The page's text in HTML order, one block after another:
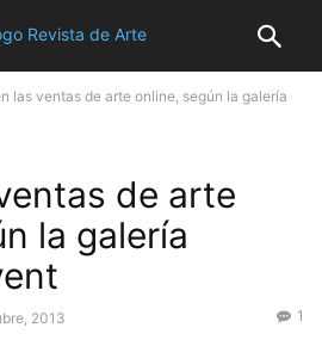
las ventas de arte online, según la galería
de arte
la galería
2013 1